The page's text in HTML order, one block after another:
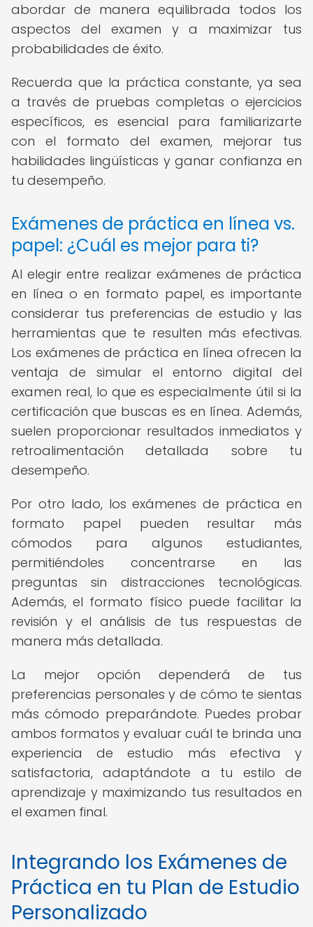
abordar de manera equilibrada todos los
aspectos del examen y a maximizar tus
probabilidades de éxito.
Recuerda que la práctica constante, ya sea
a través de pruebas completas o ejercicios
específicos, es esencial para familiarizarte
con el formato del examen, mejorar tus
habilidades lingüísticas y ganar confianza en
tu desempeño.
Exámenes de práctica en línea vs.
papel: ¿Cuál es mejor para ti?
Al elegir entre realizar exámenes de práctica
en línea o en formato papel, es importante
considerar tus preferencias de estudio y las
herramientas que te resulten más efectivas.
Los exámenes de práctica en línea ofrecen la
ventaja de simular el entorno digital del
examen real, lo que es especialmente útil si la
certificación que buscas es en línea. Además,
suelen proporcionar resultados inmediatos y
retroalimentación detallada sobre tu
desempeño.
Por otro lado, los exámenes de práctica en
formato papel pueden resultar más
cómodos para algunos estudiantes,
permitiéndoles concentrarse en las
preguntas sin distracciones tecnológicas.
Además, el formato físico puede facilitar la
revisión y el análisis de tus respuestas de
manera más detallada.
La mejor opción dependerá de tus
preferencias personales y de cómo te sientas
más cómodo preparándote. Puedes probar
ambos formatos y evaluar cuál te brinda una
experiencia de estudio más efectiva y
satisfactoria, adaptándote a tu estilo de
aprendizaje y maximizando tus resultados en
el examen final.
Integrando los Exámenes de
Práctica en tu Plan de Estudio
Personalizado